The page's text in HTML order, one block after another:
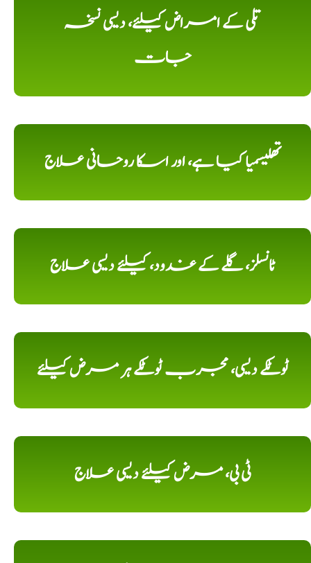
تلی کے امراض کیلئے، دیسی نسخہ
جات
تھلیسمیا کیا ہے، اور اسکا روحانی علاج
ٹانسلز، گلے کے غدود، کیلئے دیسی علاج
ٹوٹکے دیسی، مجرب ٹوٹکے ہر مرض کیلئے
ٹی بی، مرض کیلئے دیسی علاج